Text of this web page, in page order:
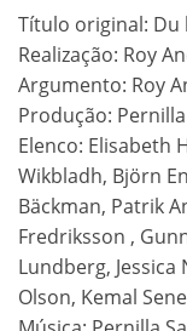
Título original: Du
Realização: Roy
Argumento: Roy
Produção:
Elenco: Elisabeth
Wikbladh, Björn
Bäckman, Patrik
Fredriksson ,
Lundberg,
Olson, Kemal